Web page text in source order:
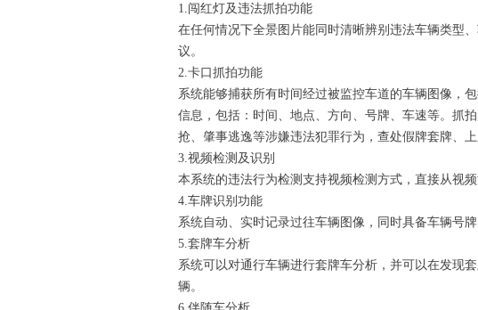
1.闯红灯及违法抓拍功能
在任何情况下全景图片能同时清晰辨别违法车辆类型
议。
2.卡口抓拍功能
系统能够捕获所有时间经过被监控车道的车辆图像，
信息，包括：时间、地点、方向、号牌、车速等。抓
抢、肇事逃逸等涉嫌违法犯罪行为，查处假牌套牌、
3.视频检测及识别
本系统的违法行为检测支持视频检测方式，直接从视
4.车牌识别功能
系统自动、实时记录过往车辆图像，同时具备车辆号
5.套牌车分析
系统可以对通行车辆进行套牌车分析，并可以在发现
辆。